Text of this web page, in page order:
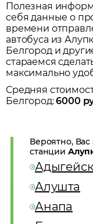
Полезная
себя данные о
времени
автобуса из
Белгороди
стараемся
максимально
Средняя
Белгород: 6000
Вероятно, Вас
станции
Алушта
Анапа